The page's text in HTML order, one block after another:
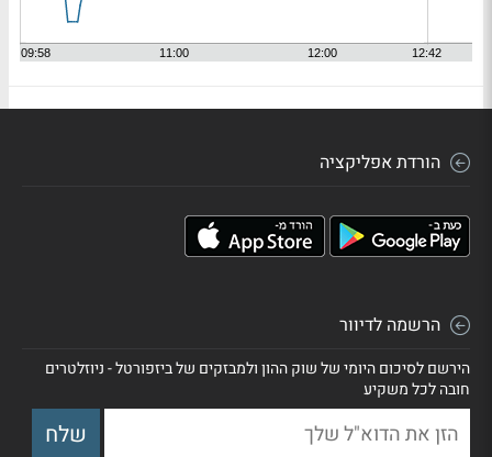
הורדת אפליקציה
הרשמה לדיוור
הירשם לסיכום היומי של שוק ההון ולמבזקים של ביזפורטל - ניוזלטרים
חובה לכל משקיע